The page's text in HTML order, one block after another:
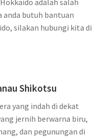
anda butuh bantuan
silakan hubungi kita di
Shikotsu
yang indah di dekat
jernih berwarna biru,
dan pegunungan di